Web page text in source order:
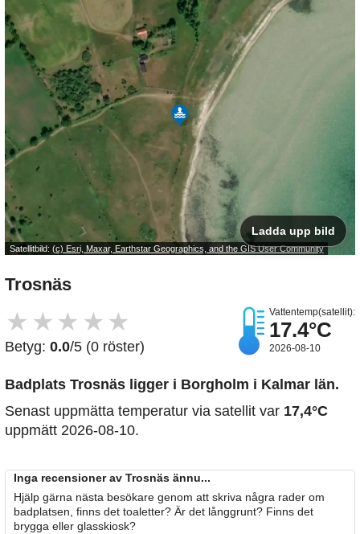
Satellitbild: (c) Esri, Maxar, Earthstar Geographics, and the GIS User Community
Ladda upp bild
Trosnäs
★ ★ ★ ★ ★
Betyg: 0.0/5 (0 röster)
Vattentemp(satellit):
17.4°C
2026-08-10
Badplats Trosnäs ligger i Borgholm i Kalmar län.
Senast uppmätta temperatur via satellit var 17,4°C
uppmätt 2026-08-10.
Inga recensioner av Trosnäs ännu...
Hjälp gärna nästa besökare genom att skriva några rader om
badplatsen, finns det toaletter? Är det långgrunt? Finns det
brygga eller glasskiosk?